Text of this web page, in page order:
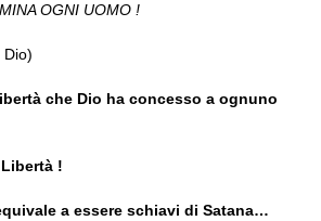
OGNI UOMO !
Dio)
che Dio ha concesso a ognuno
!
a essere schiavi di Satana…